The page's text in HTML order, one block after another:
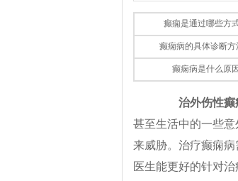
癫痫是通过哪些方
癫痫病的具体诊断方
癫痫病是什么原
治外伤性癫
甚至生活中的一些
来威胁。治疗癫痫
医生能更好的针对